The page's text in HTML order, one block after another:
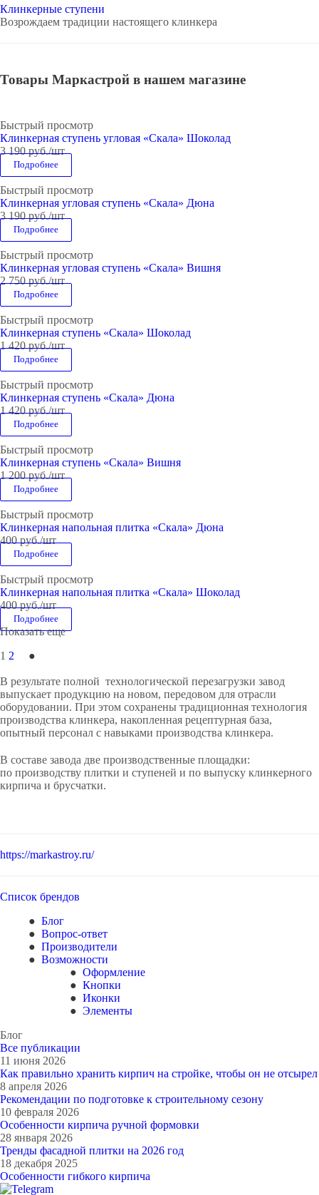
Клинкерные ступени
Возрождаем традиции настоящего клинкера
Товары Маркастрой в нашем магазине
Быстрый просмотр
Клинкерная ступень угловая «Скала» Шоколад
3 190руб./шт
Подробнее
Быстрый просмотр
Клинкерная угловая ступень «Скала» Дюна
3 190руб./шт
Подробнее
Быстрый просмотр
Клинкерная угловая ступень «Скала» Вишня
2 750руб./шт
Подробнее
Быстрый просмотр
Клинкерная ступень «Скала» Шоколад
1 420руб./шт
Подробнее
Быстрый просмотр
Клинкерная ступень «Скала» Дюна
1 420руб./шт
Подробнее
Быстрый просмотр
Клинкерная ступень «Скала» Вишня
1 200руб./шт
Подробнее
Быстрый просмотр
Клинкерная напольная плитка «Скала» Дюна
400руб./шт
Подробнее
Быстрый просмотр
Клинкерная напольная плитка «Скала» Шоколад
400руб./шт
Подробнее
Показать еще
1 2
В результате полной технологической перезагрузки завод
выпускает продукцию на новом, передовом для отрасли
оборудовании. При этом сохранены традиционная технология
производства клинкера, накопленная рецептурная база,
опытный персонал с навыками производства клинкера.
В составе завода две производственные площадки:
по производству плитки и ступеней и по выпуску клинкерного
кирпича и брусчатки.
https://markastroy.ru/
Список брендов
Блог
Вопрос-ответ
Производители
Возможности
Оформление
Кнопки
Иконки
Элементы
Блог
Все публикации
11 июня 2026
Как правильно хранить кирпич на стройке, чтобы он не отсырел
8 апреля 2026
Рекомендации по подготовке к строительному сезону
10 февраля 2026
Особенности кирпича ручной формовки
28 января 2026
Тренды фасадной плитки на 2026 год
18 декабря 2025
Особенности гибкого кирпича